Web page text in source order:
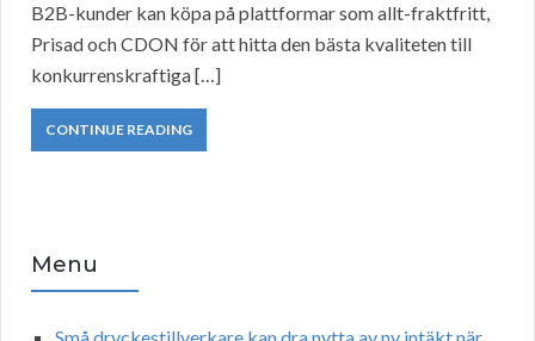
B2B-kunder kan köpa på plattformar som allt-fraktfritt,
Prisad och CDON för att hitta den bästa kvaliteten till
konkurrenskraftiga […]
CONTINUE READING
Menu